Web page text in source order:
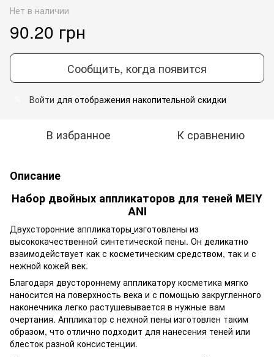
Нет в наличии
90.20 грн
Сообщить, когда появится
Войти для отображения накопительной скидки
В избранное К сравнению
Описание
Набор двойных аппликаторов для теней MEIY
ANI
Двухсторонние аппликаторы изготовлены из
высококачественной синтетической пены. Он деликатно
взаимодействует как с косметическим средством, так и с
нежной кожей век.
Благодаря двустороннему аппликатору косметика мягко
наносится на поверхность века и с помощью закругленного
наконечника легко растушевывается в нужные вам
очертания. Аппликатор с нежной пены изготовлен таким
образом, что отлично подходит для нанесения теней или
блесток разной консистенции.